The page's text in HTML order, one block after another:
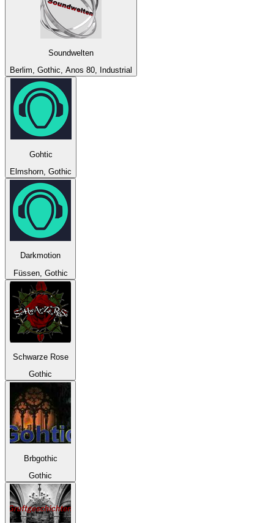
Soundwelten
Berlim, Gothic, Anos 80, Industrial
Gohtic
Elmshorn, Gothic
Darkmotion
Füssen, Gothic
Schwarze Rose
Gothic
Brbgothic
Gothic